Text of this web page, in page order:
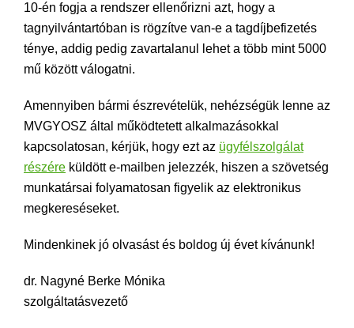
10-én fogja a rendszer ellenőrizni azt, hogy a
tagnyilvántartóban is rögzítve van-e a tagdíjbefizetés
ténye, addig pedig zavartalanul lehet a több mint 5000
mű között válogatni.
Amennyiben bármi észrevételük, nehézségük lenne az
MVGYOSZ által működtetett alkalmazásokkal
kapcsolatosan, kérjük, hogy ezt az ügyfélszolgálat
részére küldött e-mailben jelezzék, hiszen a szövetség
munkatársai folyamatosan figyelik az elektronikus
megkereséseket.
Mindenkinek jó olvasást és boldog új évet kívánunk!
dr. Nagyné Berke Mónika
szolgáltatásvezető